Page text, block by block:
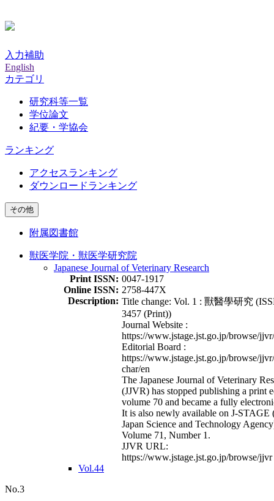
入力補助
English
カテゴリ
研究科等一覧
学位論文
紀要・学協会
ランキング
アクセスランキング
ダウンロードランキング
その他
附属図書館
獣医学院・獣医学研究院
Japanese Journal of Veterinary Research
Print ISSN: 0047-1917
Online ISSN: 2758-447X
Description: Title change: Vol. 1 : 獸醫學研究
3457 (Print))
Journal Website :
https://www.jstage.jst.go.jp/browse/
Editorial Board :
https://www.jstage.jst.go.jp/browse/
char/en
The Japanese Journal of Veterinary
(JJVR) has stopped publishing a print
volume 70 and became a fully
It is also newly available on J-STAGE
Japan Science and Technology
Volume 71, Number 1.
JJVR URL:
https://www.jstage.jst.go.jp/browse/jjvr
Vol.44
No.3